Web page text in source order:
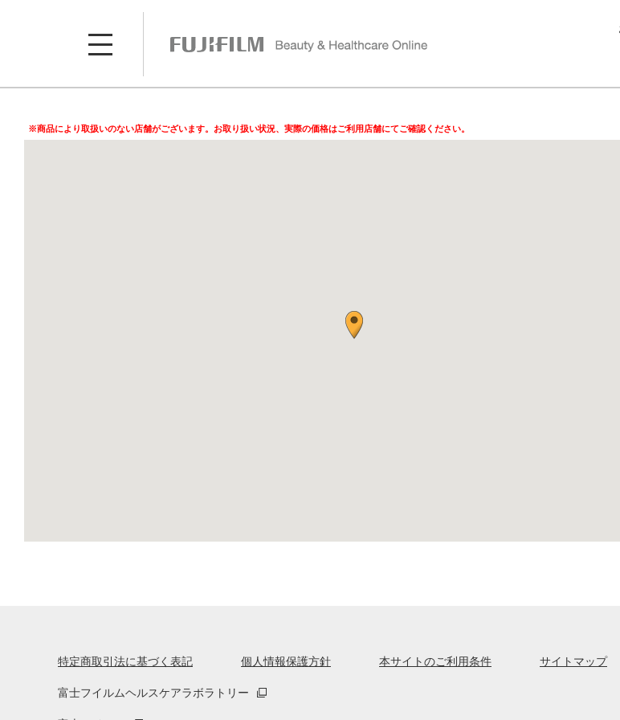
※商品により取扱いのない店舗がございます。お取り扱い状況、実際の価格はご利用店舗にてご確認ください。
特定商取引法に基づく表記 個人情報保護方針 本サイトのご利用条件 サイトマップ
富士フイルムヘルスケアラボラトリー